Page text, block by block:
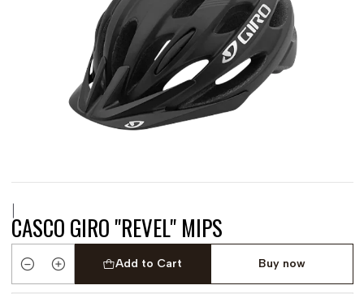
CASCO GIRO "REVEL" MIPS
Quantity
Add to Cart Buy now